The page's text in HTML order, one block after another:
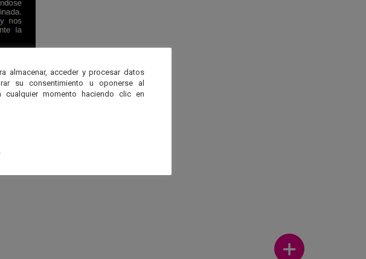
Ver más
almacenar, acceder y procesar datos
su consentimiento u oponerse al
momento haciendo clic en